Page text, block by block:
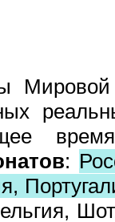
Мировой
: